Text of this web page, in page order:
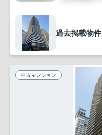
過去掲載物件
中古マンション